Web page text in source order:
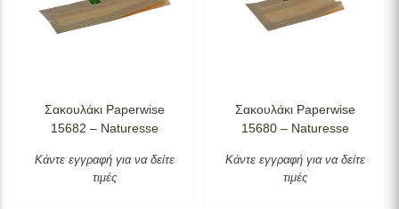
Σακουλάκι Paperwise
15682 – Naturesse
Κάντε εγγραφή για να δείτε
τιμές
Σακουλάκι Paperwise
15680 – Naturesse
Κάντε εγγραφή για να δείτε
τιμές